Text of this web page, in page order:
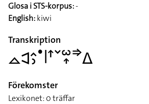
Glosa i STS-korpus:-
English:kiwi
Transkription
􌤼􌥉􌤵􌤶􌤟􌥼􌦃􌥧􌥱􌥾􌦆􌤩
Förekomster
Lexikonet: 0 träffar